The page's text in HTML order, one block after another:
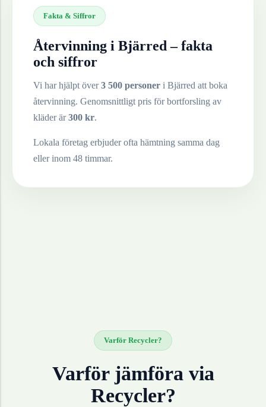
Fakta & Siffror
Återvinning i Bjärred – fakta
och siffror
Vi har hjälpt över3 500 personer i Bjärred att boka
återvinning. Genomsnittligt pris för bortforsling av
kläderär300 kr.
Lokala företag erbjuder ofta hämtning samma dag
eller inom 48 timmar.
Varför Recycler?
Varför jämföra via
Recycler?